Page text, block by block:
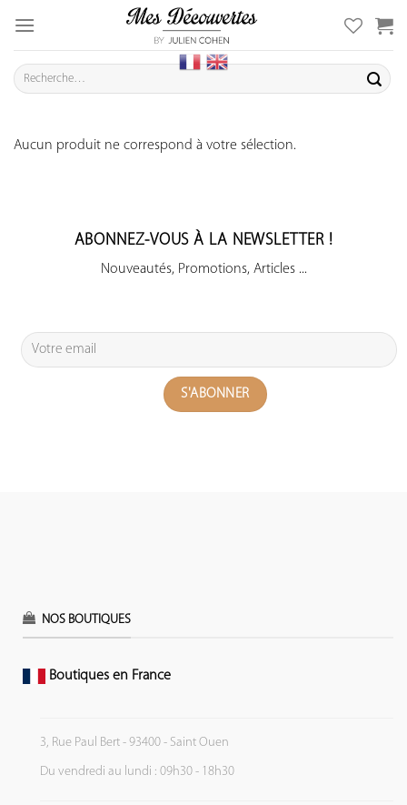
content
Recherche
pour :
Aucun produit ne correspond à votre sélection.
ABONNEZ-VOUS À LA NEWSLETTER !
Nouveautés, Promotions, Articles ...
NOS BOUTIQUES
Boutiques en France
3, Rue Paul Bert - 93400 - Saint Ouen
Du vendredi au lundi : 09h30 - 18h30